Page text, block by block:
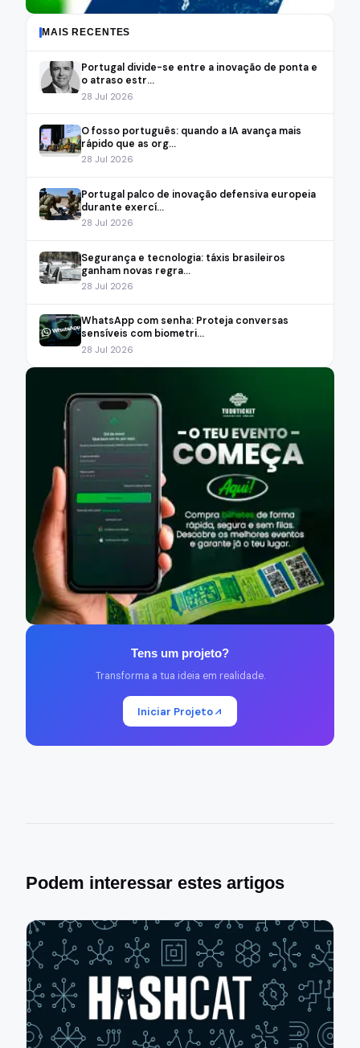
MAIS RECENTES
Portugal divide-se entre a inovação de ponta e
o atraso estr...
28 Jul 2026
O fosso português: quando a IA avança mais
rápido que as org...
28 Jul 2026
Portugal palco de inovação defensiva europeia
durante exercí...
28 Jul 2026
Segurança e tecnologia: táxis brasileiros
ganham novas regra...
28 Jul 2026
WhatsApp com senha: Proteja conversas
sensíveis com biometri...
28 Jul 2026
Tens um projeto?
Transforma a tua ideia em realidade.
Iniciar Projeto
Podem interessar estes artigos